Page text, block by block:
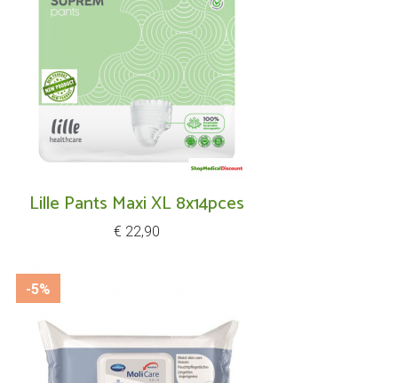
Lille Pants Maxi XL 8x14pces
Prijs
€ 22,90
-5%